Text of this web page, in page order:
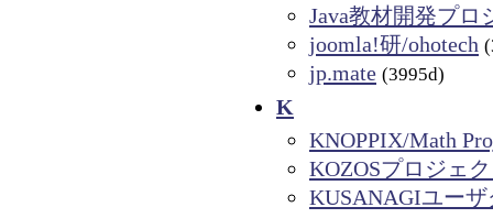
Java教材開発プロ
joomla!研/ohotech
jp.mate (3995d)
K
KNOPPIX/Math
KOZOSプロジェ
KUSANAGIユー